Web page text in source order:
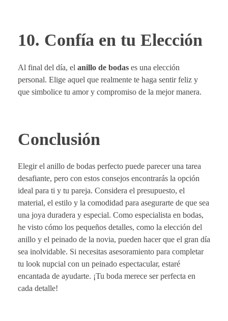
10. Confía en tu Elección
Al final del día, el anillo de bodas es una elección
personal. Elige aquel que realmente te haga sentir feliz y
que simbolice tu amor y compromiso de la mejor manera.
Conclusión
Elegir el anillo de bodas perfecto puede parecer una tarea
desafiante, pero con estos consejos encontrarás la opción
ideal para ti y tu pareja. Considera el presupuesto, el
material, el estilo y la comodidad para asegurarte de que sea
una joya duradera y especial. Como especialista en bodas,
he visto cómo los pequeños detalles, como la elección del
anillo y el peinado de la novia, pueden hacer que el gran día
sea inolvidable. Si necesitas asesoramiento para completar
tu look nupcial con un peinado espectacular, estaré
encantada de ayudarte. ¡Tu boda merece ser perfecta en
cada detalle!